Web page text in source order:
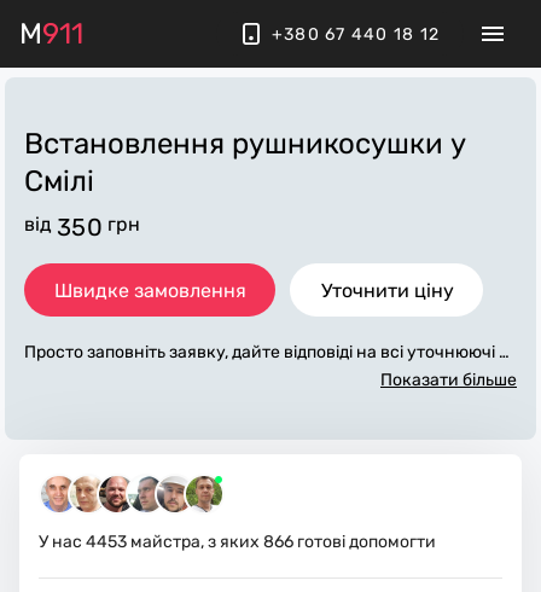
M911 +380 67 440 18 12
Встановлення рушникосушки у
Смілі
від 350 грн
Швидке замовлення Уточнити ціну
Просто заповніть заявку, дайте відповіді на всі уточнюючі за
питання по «встановлення рушникосушки». Ми зв'яжемос
ли. Виконавці стежать за чистотою та прибирають робоче
місце.
Показати більше
У нас 4453 майстра, з яких 866 готові допомогти